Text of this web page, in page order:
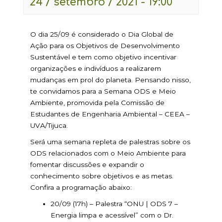
O dia 25/09 é considerado o Dia Global de
Ação para os Objetivos de Desenvolvimento
Sustentável e tem como objetivo incentivar
organizações e indivíduos a realizarem
mudanças em prol do planeta. Pensando nisso,
te convidamos para a Semana ODS e Meio
Ambiente, promovida pela Comissão de
Estudantes de Engenharia Ambiental – CEEA –
UVA/Tijuca.
Será uma semana repleta de palestras sobre os
ODS relacionados com o Meio Ambiente para
fomentar discussões e expandir o
conhecimento sobre objetivos e as metas.
Confira a programação abaixo:
20/09 (17h) – Palestra “ONU | ODS 7 –
Energia limpa e acessível” com o Dr.